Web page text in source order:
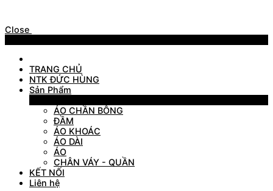
Close
TRANG CHỦ
NTK ĐỨC HÙNG
Sản Phẩm
ÁO CHẦN BÔNG
ĐẦM
ÁO KHOÁC
ÁO DÀI
ÁO
CHÂN VÁY - QUẦN
KẾT NỐI
Liên hệ